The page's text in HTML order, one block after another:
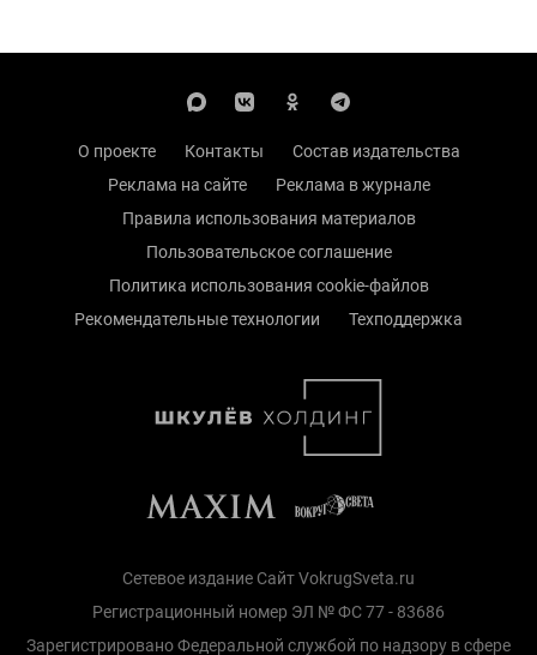
О проекте Контакты
Состав издательства
Реклама на сайте
Реклама в журнале
Правила использования материалов
Пользовательское соглашение
Политика использования cookie-файлов
Рекомендательные технологии
Техподдержка
Сетевое издание Сайт VokrugSveta.ru
Регистрационный номер ЭЛ № ФС 77 - 83686
Зарегистрировано Федеральной службой по надзору в сфере